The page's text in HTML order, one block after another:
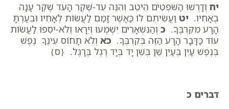
יח וְדָרְשׁוּ הַשֹּׁפְטִים הֵיטֵב וְהִנֵּה עֵד-שֶׁקֶר הָעֵד שֶׁקֶר עָנָה
בְאָחִיו. יט וַעֲשִׂיתֶם לוֹ כַּאֲשֶׁר זָמַם לַעֲשׂוֹת לְאָחִיו וּבִעַרְתָּ
הָרָע מִקִּרְבֶּךָ. כ וְהַנִּשְׁאָרִים יִשְׁמְעוּ וְיִרָאוּ וְלֹא-יֹסִפוּ לַעֲשׂוֹת
עוֹד כַּדָּבָר הָרָע הַזֶּה בְּקִרְבֶּךָ. כא וְלֹא תָחוֹס עֵינֶךָ נֶפֶשׁ
בְּנֶפֶשׁ עַיִן בְּעַיִן שֵׁן בְּשֵׁן יָד בְּיָד רֶגֶל בְּרָגֶל. {ס}
דברים כ